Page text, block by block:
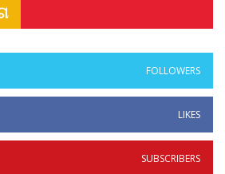
FOLLOWERS
LIKES
SUBSCRIBERS